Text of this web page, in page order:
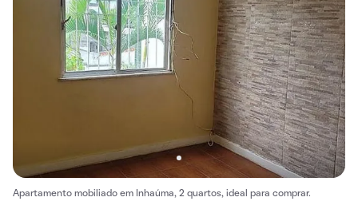
Apartamento mobiliado em Inhaúma, 2 quartos, ideal para comprar.